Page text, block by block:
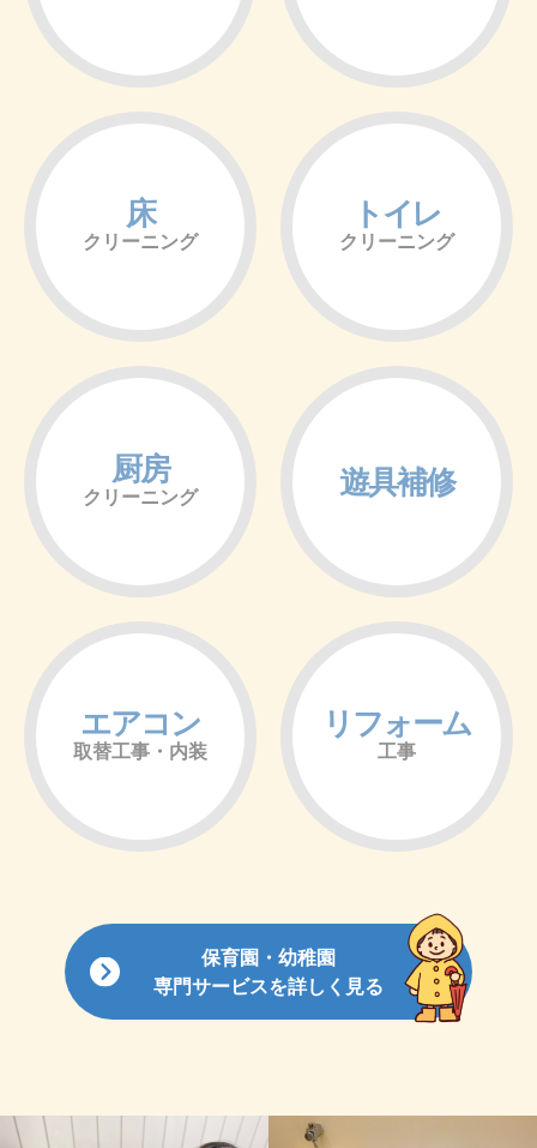
床
クリーニング
トイレ
クリーニング
厨房
クリーニング 遊具補修
エアコン
取替工事・内装
リフォーム
工事
保育園・幼稚園
専門サービスを詳しく見る